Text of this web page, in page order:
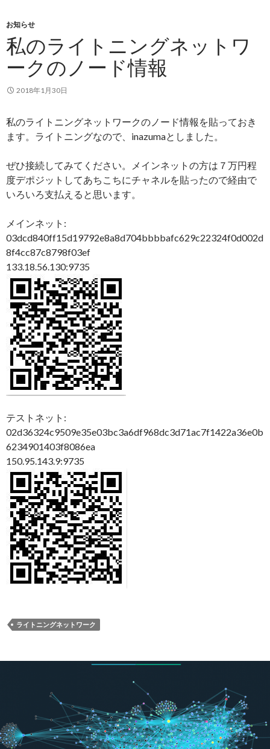
お知らせ
私のライトニングネットワ
ークのノード情報
2018年1月30日
私のライトニングネットワークのノード情報を貼っておき
ます。ライトニングなので、inazumaとしました。
ぜひ接続してみてください。メインネットの方は７万円程
度デポジットしてあちこちにチャネルを貼ったので経由で
いろいろ支払えると思います。
メインネット:
03dcd840ff15d19792e8a8d704bbbbafc629c22324f0d002d
8f4cc87c8798f03ef
133.18.56.130:9735
テストネット:
02d36324c9509e35e03bc3a6df968dc3d71ac7f1422a36e0b
6234901403f8086ea
150.95.143.9:9735
ライトニングネットワーク